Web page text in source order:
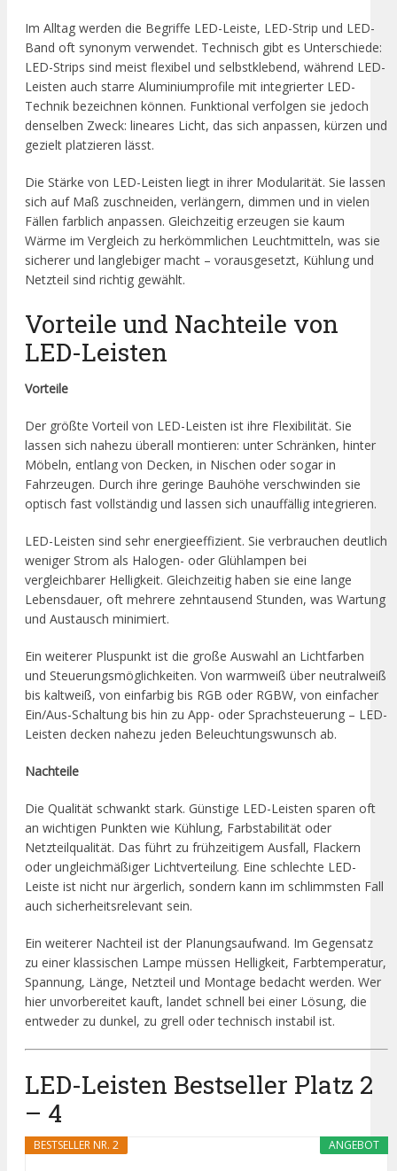
Im Alltag werden die Begriffe LED-Leiste, LED-Strip und LED-
Band oft synonym verwendet. Technisch gibt es Unterschiede:
LED-Strips sind meist flexibel und selbstklebend, während LED-
Leisten auch starre Aluminiumprofile mit integrierter LED-
Technik bezeichnen können. Funktional verfolgen sie jedoch
denselben Zweck: lineares Licht, das sich anpassen, kürzen und
gezielt platzieren lässt.
Die Stärke von LED-Leisten liegt in ihrer Modularität. Sie lassen
sich auf Maß zuschneiden, verlängern, dimmen und in vielen
Fällen farblich anpassen. Gleichzeitig erzeugen sie kaum
Wärme im Vergleich zu herkömmlichen Leuchtmitteln, was sie
sicherer und langlebiger macht – vorausgesetzt, Kühlung und
Netzteil sind richtig gewählt.
Vorteile und Nachteile von
LED-Leisten
Vorteile
Der größte Vorteil von LED-Leisten ist ihre Flexibilität. Sie
lassen sich nahezu überall montieren: unter Schränken, hinter
Möbeln, entlang von Decken, in Nischen oder sogar in
Fahrzeugen. Durch ihre geringe Bauhöhe verschwinden sie
optisch fast vollständig und lassen sich unauffällig integrieren.
LED-Leisten sind sehr energieeffizient. Sie verbrauchen deutlich
weniger Strom als Halogen- oder Glühlampen bei
vergleichbarer Helligkeit. Gleichzeitig haben sie eine lange
Lebensdauer, oft mehrere zehntausend Stunden, was Wartung
und Austausch minimiert.
Ein weiterer Pluspunkt ist die große Auswahl an Lichtfarben
und Steuerungsmöglichkeiten. Von warmweiß über neutralweiß
bis kaltweiß, von einfarbig bis RGB oder RGBW, von einfacher
Ein/Aus-Schaltung bis hin zu App- oder Sprachsteuerung – LED-
Leisten decken nahezu jeden Beleuchtungswunsch ab.
Nachteile
Die Qualität schwankt stark. Günstige LED-Leisten sparen oft
an wichtigen Punkten wie Kühlung, Farbstabilität oder
Netzteilqualität. Das führt zu frühzeitigem Ausfall, Flackern
oder ungleichmäßiger Lichtverteilung. Eine schlechte LED-
Leiste ist nicht nur ärgerlich, sondern kann im schlimmsten Fall
auch sicherheitsrelevant sein.
Ein weiterer Nachteil ist der Planungsaufwand. Im Gegensatz
zu einer klassischen Lampe müssen Helligkeit, Farbtemperatur,
Spannung, Länge, Netzteil und Montage bedacht werden. Wer
hier unvorbereitet kauft, landet schnell bei einer Lösung, die
entweder zu dunkel, zu grell oder technisch instabil ist.
LED-Leisten Bestseller Platz 2
– 4
ANGEBOT
BESTSELLER NR. 2